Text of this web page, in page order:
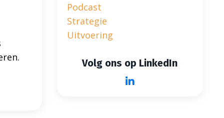
Podcast
Strategie
Uitvoering
Volg ons op LinkedIn